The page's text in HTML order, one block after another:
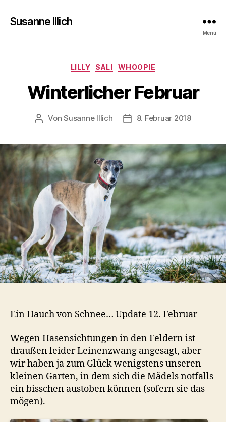
Susanne Illich
Menü
Kategorien
LILLY SALI WHOOPIE
Winterlicher Februar
Beitragsautor
VonSusanne Illich Veröffentlichungsdatum
8. Februar 2018
Ein Hauch von Schnee… Update 12. Februar
Wegen Hasensichtungen in den Feldern ist
draußen leider Leinenzwang angesagt, aber
wir haben ja zum Glück wenigstens unseren
kleinen Garten, in dem sich die Mädels notfalls
ein bisschen austoben können (sofern sie das
mögen).